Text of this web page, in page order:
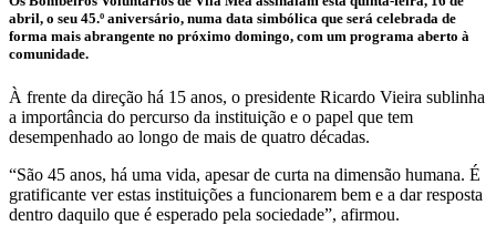
abril, o seu 45.º aniversário, numa data simbólica que será celebrada de
forma mais abrangente no próximo domingo, com um programa aberto à
comunidade.
À frente da direção há 15 anos, o presidente Ricardo Vieira sublinha
a importância do percurso da instituição e o papel que tem
desempenhado ao longo de mais de quatro décadas.
“São 45 anos, há uma vida, apesar de curta na dimensão humana. É
gratificante ver estas instituições a funcionarem bem e a dar resposta
dentro daquilo que é esperado pela sociedade”, afirmou.